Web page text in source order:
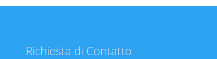
Richiesta di Contatto